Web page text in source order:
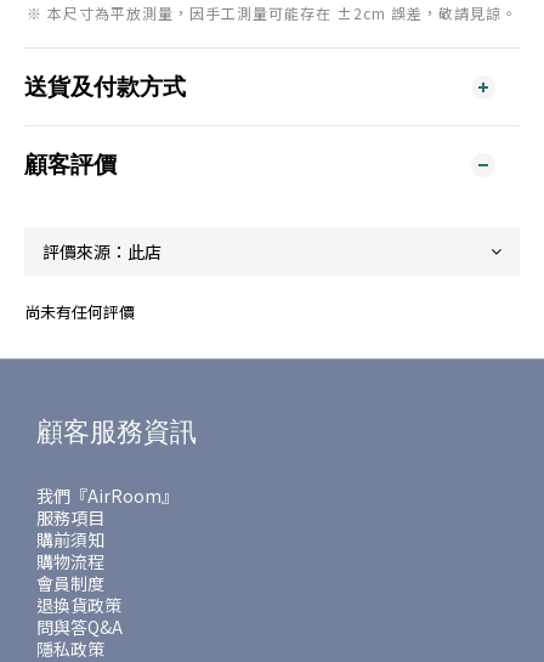
※ 本尺寸為平放測量，因手工測量可能存在 ±2cm 誤差，敬請見諒。
送貨及付款方式
顧客評價
尚未有任何評價
顧客服務資訊
我們『AirRoom』
服務項目
購前須知
購物流程
會員制度
退換貨政策
問與答Q&A
隱私政策